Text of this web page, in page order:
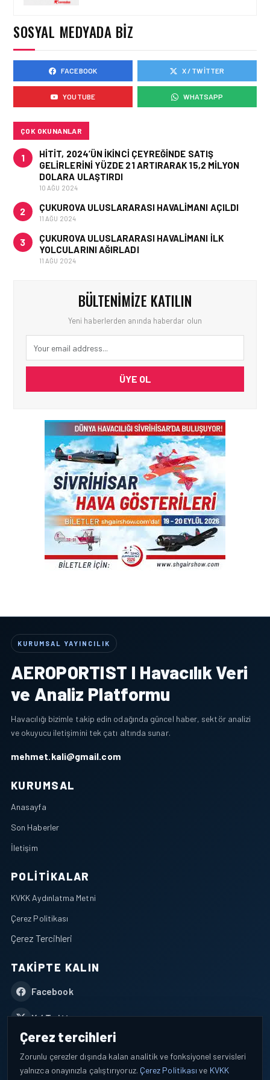
OLDU
KARGO • 06 TEM 2026
FLYDUBAI’DEN SABIHA
GÖKÇEN’E GÜNLÜK
UÇUŞLAR VE KARGO
SOSYAL MEDYADA BIZ
FACEBOOK X / TWITTER
YOUTUBE WHATSAPP
ÇOK OKUNANLAR
1
HITIT, 2024’ÜN IKINCI ÇEYREĞINDE SATIŞ
GELIRLERINI YÜZDE 21 ARTIRARAK 15,2 MILYON
DOLARA ULAŞTIRDI
10 AĞU 2024
2 ÇUKUROVA ULUSLARARASI HAVALIMANI AÇILDI
11 AĞU 2024
3
ÇUKUROVA ULUSLARARASI HAVALIMANI İLK
YOLCULARINI AĞIRLADI
11 AĞU 2024
BÜLTENIMIZE KATILIN
Yeni haberlerden anında haberdar olun
ÜYE OL
KURUMSAL YAYINCILIK
AEROPORTIST I Havacılık Veri
ve Analiz Platformu
Havacılığı bizimle takip edin odağında güncel haber, sektör analizi
ve okuyucu iletişimini tek çatı altında sunar.
mehmet.kali@gmail.com
KURUMSAL
Anasayfa
Son Haberler
İletişim
POLITIKALAR
KVKK Aydınlatma Metni
Çerez Politikası
Çerez Tercihleri
TAKIPTE KALIN
Facebook
X / Twitter
YouTube
WhatsApp
Çerez tercihleri
Zorunlu çerezler dışında kalan analitik ve fonksiyonel servisleri
yalnızca onayınızla çalıştırıyoruz. Çerez Politikası ve KVKK